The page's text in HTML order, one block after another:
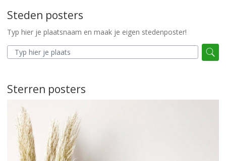
Steden posters
Typ hier je plaatsnaam en maak je eigen stedenposter!
Sterren posters